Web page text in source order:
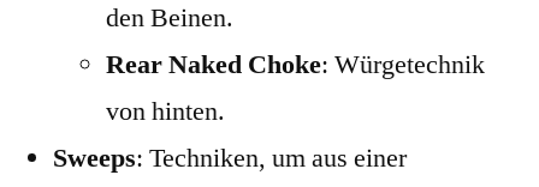
den Beinen.
Rear Naked Choke: Würgetechnik
von hinten.
Sweeps: Techniken, um aus einer